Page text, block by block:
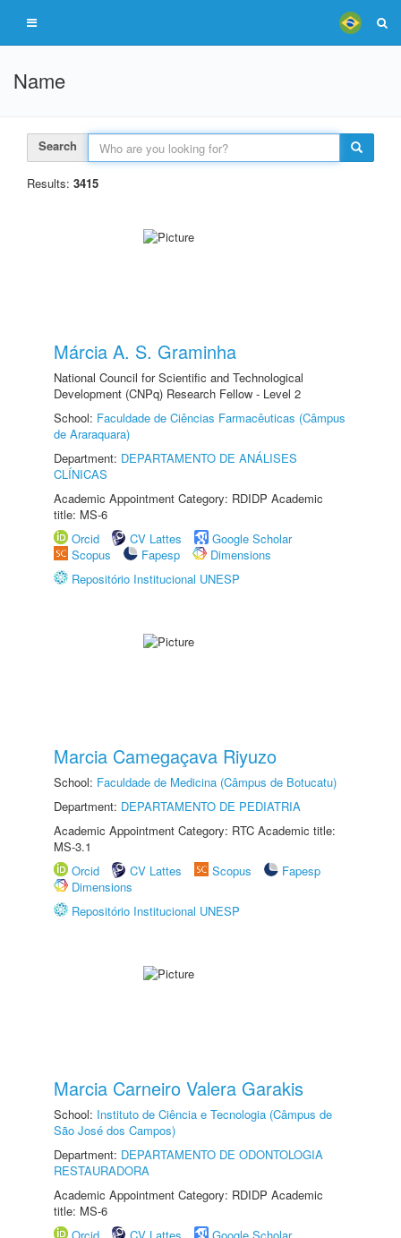
Name
Search
Results: 3415
Márcia A. S. Graminha
National Council for Scientific and Technological
Development (CNPq) Research Fellow - Level 2
School: Faculdade de Ciências Farmacêuticas (Câmpus
de Araraquara)
Department: DEPARTAMENTO DE ANÁLISES
CLÍNICAS
Academic Appointment Category: RDIDP Academic
title: MS-6
Orcid
CV Lattes
Google Scholar
Scopus
Fapesp
Dimensions
Repositório Institucional UNESP
Marcia Camegaçava Riyuzo
School: Faculdade de Medicina (Câmpus de Botucatu)
Department: DEPARTAMENTO DE PEDIATRIA
Academic Appointment Category: RTC Academic title:
MS-3.1
Orcid
CV Lattes Scopus
Fapesp
Dimensions
Repositório Institucional UNESP
Marcia Carneiro Valera Garakis
School: Instituto de Ciência e Tecnologia (Câmpus de
São José dos Campos)
Department: DEPARTAMENTO DE ODONTOLOGIA
RESTAURADORA
Academic Appointment Category: RDIDP Academic
title: MS-6